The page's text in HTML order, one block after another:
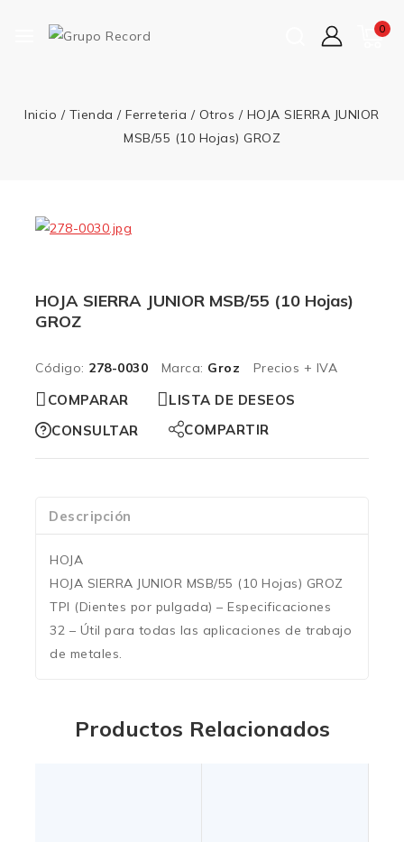
0
Inicio / Tienda / Ferreteria / Otros / HOJA SIERRA JUNIOR
MSB/55 (10 Hojas) GROZ
HOJA SIERRA JUNIOR MSB/55 (10 Hojas)
GROZ
Código: 278-0030 Marca: Groz Precios + IVA
COMPARAR
LISTA DE DESEOS
CONSULTAR
COMPARTIR
Descripción
HOJA
HOJA SIERRA JUNIOR MSB/55 (10 Hojas) GROZ
TPI (Dientes por pulgada) – Especificaciones
32 – Útil para todas las aplicaciones de trabajo
de metales.
Productos Relacionados